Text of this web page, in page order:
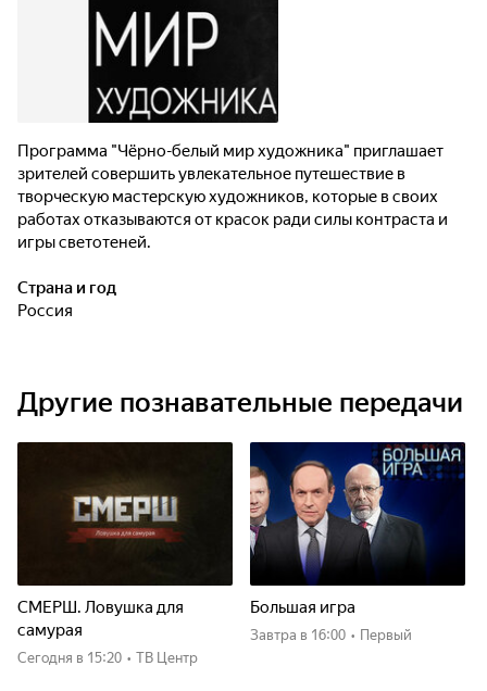
Программа "Чёрно-белый мир художника" приглашает
зрителей совершить увлекательное путешествие в
творческую мастерскую художников, которые в своих
работах отказываются от красок ради силы контраста и
игры светотеней.
Страна и год
Россия
Другие познавательные передачи
СМЕРШ. Ловушка для
самурая
Сегодня в 15:20 • ТВ Центр
Большая игра
Завтра в 16:00 • Первый